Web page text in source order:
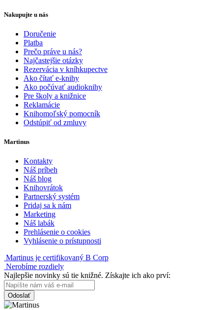
Nakupujte u nás
Doručenie
Platba
Prečo práve u nás?
Najčastejšie otázky
Rezervácia v kníhkupectve
Ako čítať e-knihy
Ako počúvať audioknihy
Pre školy a knižnice
Reklamácie
Knihomoľský pomocník
Odstúpiť od zmluvy
Martinus
Kontakty
Náš príbeh
Náš blog
Knihovrátok
Partnerský systém
Pridaj sa k nám
Marketing
Náš labák
Prehlásenie o cookies
Vyhlásenie o prístupnosti
Martinus je certifikovaný B Corp
Nerobíme rozdiely
Najlepšie novinky sú tie knižné. Získajte ich ako prví:
Odoslať